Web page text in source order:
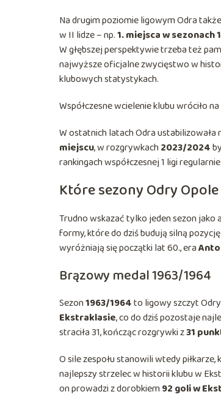
Na drugim poziomie ligowym Odra
w II lidze – np.1. miejsca w sezonach
W głębszej perspektywie trzeba też
najwyższe oficjalne zwycięstwo w
klubowych statystykach.
Współczesne wcielenie klubu wróciło
W ostatnich latach Odra ustabilizowała
miejscu, w rozgrywkach2023/2024
rankingach współczesnej 1 ligi
Które sezony Odry
Trudno wskazać tylko jeden sezon jako
formy, które do dziś budują silną
wyróżniają się początki lat 60., era
Brązowy medal 1963/1964
Sezon1963/1964to ligowy szczyt
Ekstraklasie, co do dziś pozostaje
straciła 31, kończąc rozgrywki z31
O sile zespołu stanowili wtedy
najlepszy strzelec w historii klubu w
on prowadzi z dorobkiem92 goli w